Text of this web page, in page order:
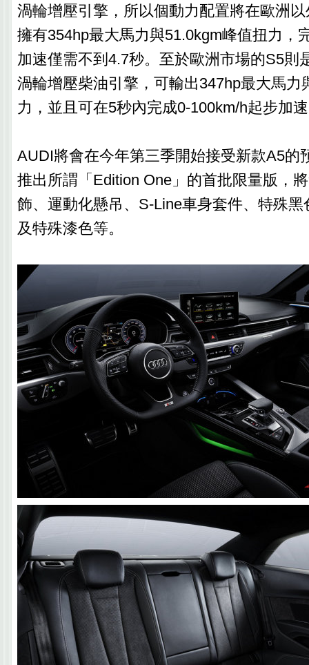
渦輪增壓引擎，所以個動力配置將在歐洲
擁有354hp最大馬力與51.0kgm峰值扭力，
加速僅需不到4.7秒。至於歐洲市場的S5則
渦輪增壓柴油引擎，可輸出347hp最大馬力
力，並且可在5秒內完成0-100km/h起步加
AUDI將會在今年第三季開始接受新款A5的
推出所謂「Edition One」的首批限量版，
飾、運動化懸吊、S-Line車身套件、特殊
及特殊漆色等。